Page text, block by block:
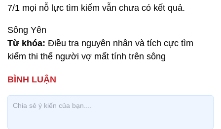
7/1 mọi nỗ lực tìm kiếm vẫn chưa có kết quả.
Sông Yên
Từ khóa: Điều tra nguyên nhân và tích cực tìm
kiếm thi thể người vợ mất tính trên sông